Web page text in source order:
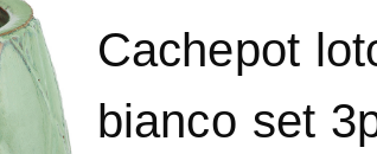
Cachepot
bianco set